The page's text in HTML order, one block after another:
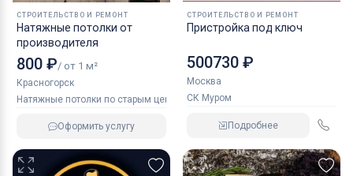
СТРОИТЕЛЬСТВО И РЕМОНТ
Натяжные потолки от
производителя
800 ₽/ от 1 м²
Красногорск
Натяжные потолки по старым ценам
Оформить услугу
СТРОИТЕЛЬСТВО И РЕМОНТ
Пристройка под ключ
500730 ₽
Москва
СК Муром
Подробнее